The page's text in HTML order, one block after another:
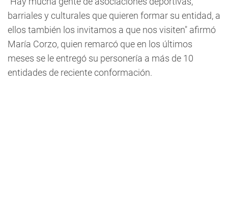
barriales y culturales que quieren formar su entidad, a
ellos también los invitamos a que nos visiten" afirmó
María Corzo, quien remarcó que en los últimos
meses se le entregó su personería a más de 10
entidades de reciente conformación.